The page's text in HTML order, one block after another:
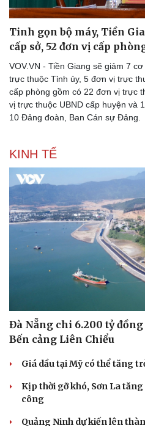
Tinh gọn bộ máy, Tiền
cấp sở, 52 đơn vị cấp
VOV.VN - Tiền Giang sẽ giảm 7
trực thuộc Tỉnh ủy, 5 đơn vị trực
cấp phòng gồm có 22 đơn vị trực
vị trực thuộc UBND cấp huyện và
10 Đảng đoàn, Ban Cán sự Đảng.
KINH TẾ
Đà Nẵng chi 6.200 tỷ đồng
Bến cảng Liên Chiểu
Giá dầu tại Mỹ có thể tăng
Kịp thời gỡ khó, Sơn La
công
Quảng Ninh dự kiến lên